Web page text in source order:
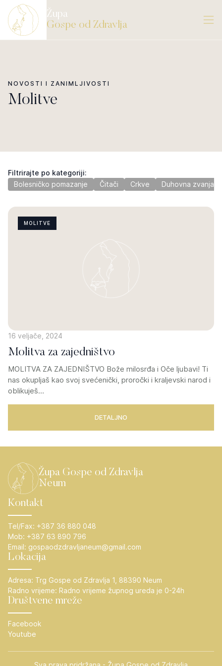
Župa
Gospe od Zdravlja
NOVOSTI I ZANIMLJIVOSTI
Molitve
Filtrirajte po kategoriji:
Bolesničko pomazanje
Čitači Crkve Duhovna zvanja
MOLITVE
16 veljače, 2024
Molitva za zajedništvo
MOLITVA ZA ZAJEDNIŠTVO Bože milosrđa i Oče ljubavi! Ti
nas okupljaš kao svoj svećenički, proročki i kraljevski narod i
oblikuješ…
DETALJNO
Župa Gospe od Zdravlja
Neum
Kontakt
Tel/Fax: +387 36 880 048
Mob: +387 63 890 796
Email: gospaodzdravljaneum@gmail.com
Lokacija
Adresa: Trg Gospe od Zdravlja 1, 88390 Neum
Radno vrijeme: Radno vrijeme župnog ureda je 0-24h
Društvene mreže
Facebook
Youtube